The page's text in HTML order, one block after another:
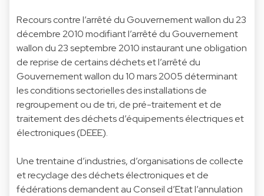
Recours contre l’arrêté du Gouvernement wallon du 23
décembre 2010 modifiant l’arrêté du Gouvernement
wallon du 23 septembre 2010 instaurant une obligation
de reprise de certains déchets et l’arrêté du
Gouvernement wallon du 10 mars 2005 déterminant
les conditions sectorielles des installations de
regroupement ou de tri, de pré-traitement et de
traitement des déchets d’équipements électriques et
électroniques (DEEE).
Une trentaine d’industries, d’organisations de collecte
et recyclage des déchets électroniques et de
fédérations demandent au Conseil d’Etat l’annulation